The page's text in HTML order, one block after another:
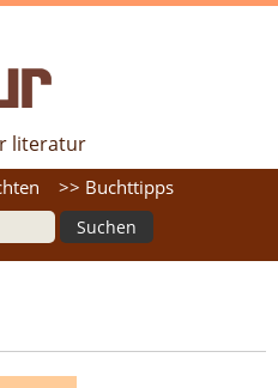
aus der Welt der
literatur
>> Buchttipps